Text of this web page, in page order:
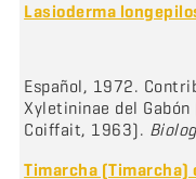
Lasioderma
Español, 1972.
Xyletininae del
Coiffait, 1963).
Timarcha (Timarcha)